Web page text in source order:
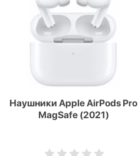
Наушники Apple AirPods Pro
MagSafe (2021)